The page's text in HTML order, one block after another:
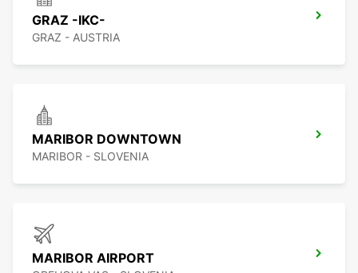
GRAZ -IKC-
GRAZ - AUSTRIA
MARIBOR DOWNTOWN
MARIBOR - SLOVENIA
MARIBOR AIRPORT